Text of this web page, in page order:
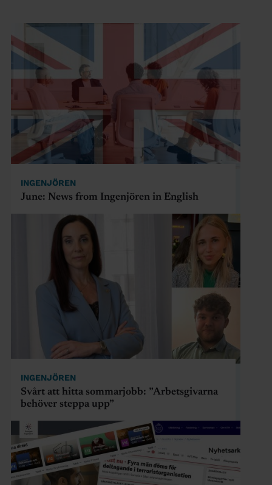
INGENJÖREN
June: News from Ingenjören in English
INGENJÖREN
Svårt att hitta sommarjobb: ”Arbetsgivarna
behöver steppa upp”